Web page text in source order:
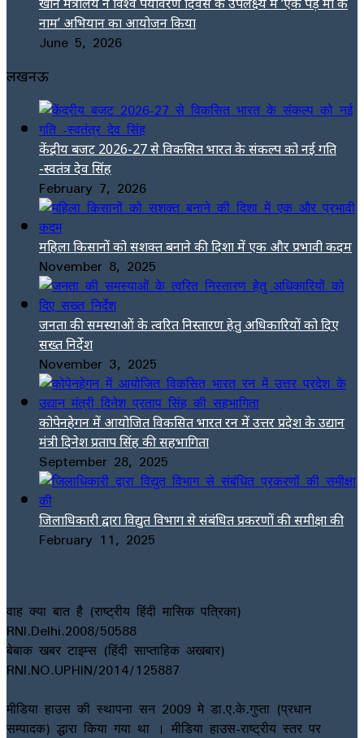
नाम’ अभियान का आयोजन किया
June 5, 2026
लखनऊ
केंद्रीय बजट 2026-27 से विकसित भारत के संकल्प को नई गति
-स्वतंत्र देव सिंह
February 7, 2026
महिला किसानों को सशक्त बनाने की दिशा में एक और प्रभावी कदम
November 8, 2025
जनता की समस्याओं के त्वरित निस्तारण हेतु अधिकारियों को दिए
सख्त निर्देश
November 3, 2025
कोपेनहेगन में आयोजित विकसित भारत रन में उत्तर प्रदेश के उद्यान
मंत्री दिनेश प्रताप सिंह की सहभागिता
September 28, 2025
जिलाधिकारी द्वारा विद्युत विभाग से संबंधित प्रकरणों की समीक्षा की
February 11, 2025
वाह क्या बात है (राष्ट्रीय हिंदी मासिक पत्रिका)
RNI.Delhi.2008/50588
बेबाक खबर टाइम्स (हिंदी साप्ताहिक अखबार)
RNI.NO.UPHIN/2014/125887
मीडिया हाउस की स्थापना सन 2009 मे डा.ए.के.गुप्ता (प्रधान
सम्पादक) द्धारा किया गया था । मीडिया हाउस-राष्ट्रीय स्तर पर